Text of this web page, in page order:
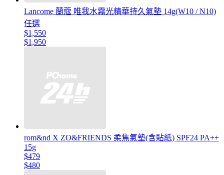
Lancome 蘭蔻 唯我水霧光精華持久氣墊 14g(W10 / N10)
任選
$1,550
$1,950
rom&nd X ZO&FRIENDS 柔焦氣墊(含貼紙) SPF24 PA++
15g
$479
$480